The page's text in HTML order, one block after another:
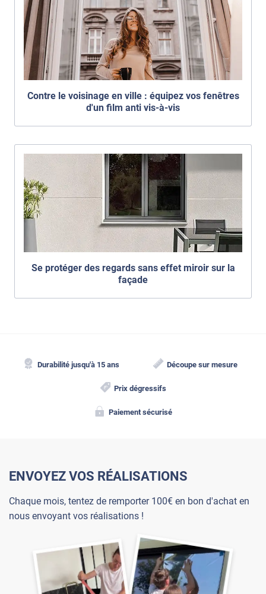
Contre le voisinage en ville : équipez vos fenêtres
d'un film anti vis-à-vis
Se protéger des regards sans effet miroir sur la
façade
Durabilité jusqu'à 15 ans Découpe sur mesure
Prix dégressifs
Paiement sécurisé
ENVOYEZ VOS RÉALISATIONS
Chaque mois, tentez de remporter 100€ en bon d'achat en
nous envoyant vos réalisations !